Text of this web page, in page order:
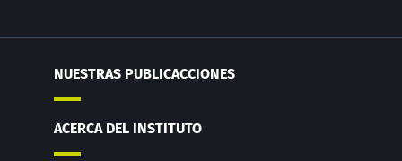
NUESTRAS PUBLICACCIONES
ACERCA DEL INSTITUTO